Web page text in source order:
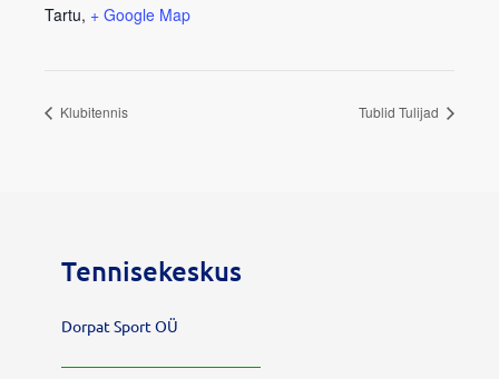
Tartu, + Google Map
Klubitennis Tublid Tulijad
Tennisekeskus
Dorpat Sport OÜ